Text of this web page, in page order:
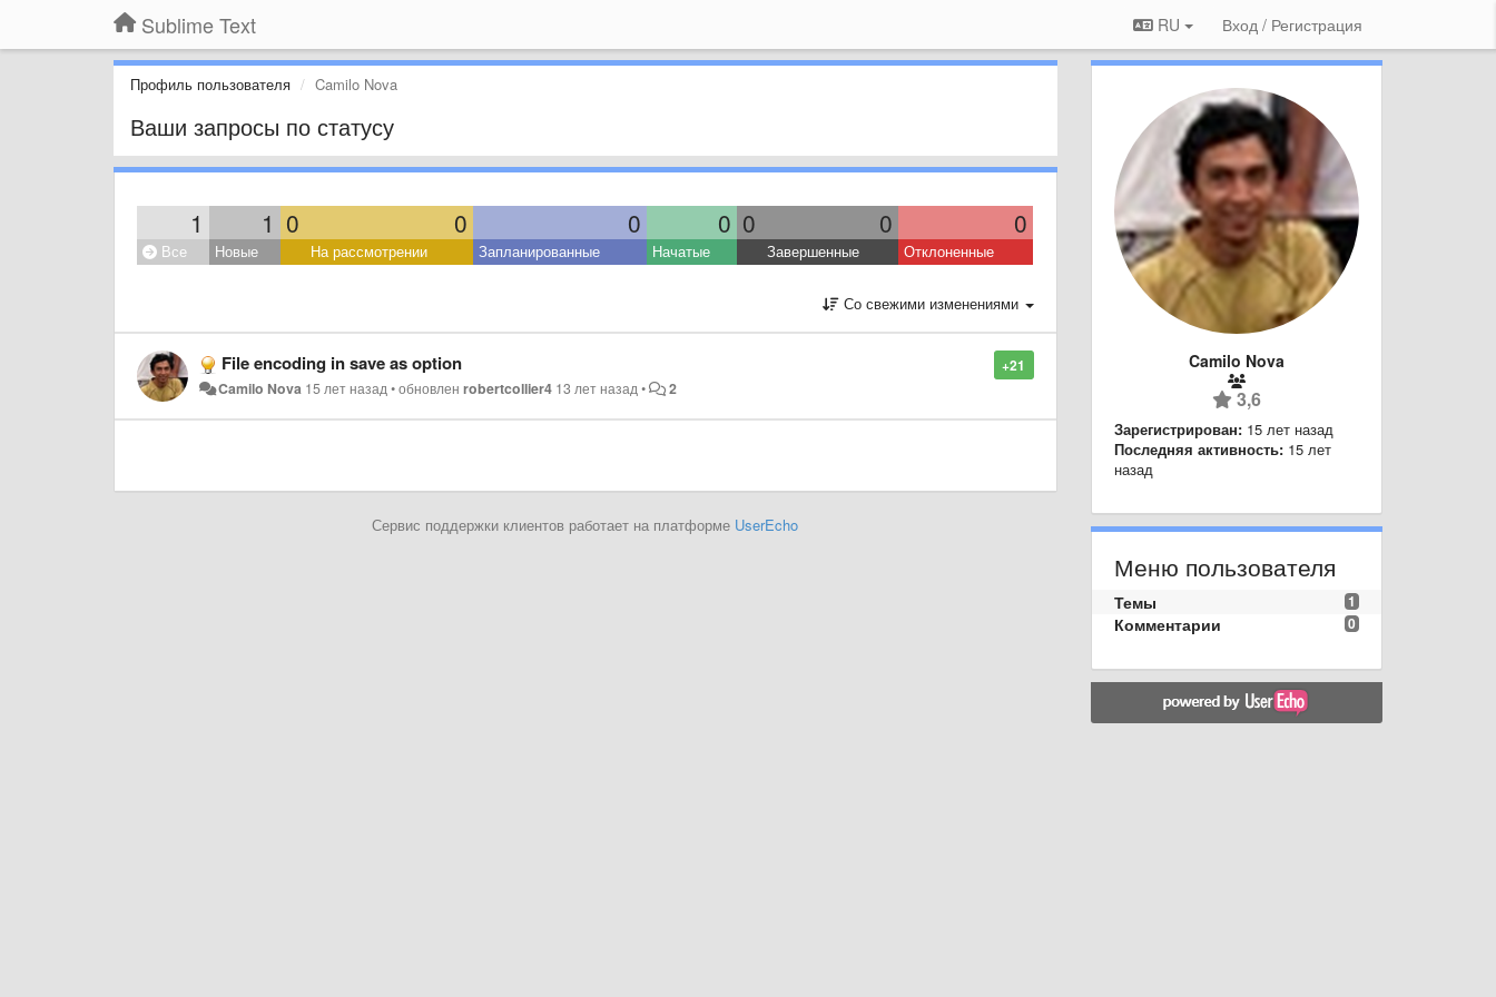
Sublime Text RU Вход / Регистрация
Профиль пользователя Camilo Nova
Ваши запросы по статусу
1 1 0 0 0 0 0 0 0
Все Новые На рассмотрении Запланированные Начатые Завершенные Отклоненные
Со свежими изменениями
+21
File encoding in save as option
Camilo Nova 15 лет назад•обновленrobertcollier4 13 лет назад• 2
Сервис поддержки клиентов работает на платформе UserEcho
Camilo Nova
3,6
Зарегистрирован: 15 лет назад
Последняя активность: 15 лет
назад
Меню пользователя
1
Темы
0
Комментарии